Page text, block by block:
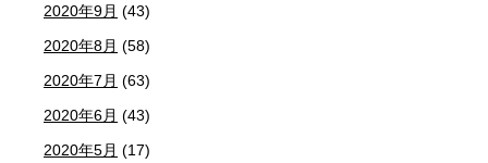
2020年9月 (43)
2020年8月 (58)
2020年7月 (63)
2020年6月 (43)
2020年5月 (17)